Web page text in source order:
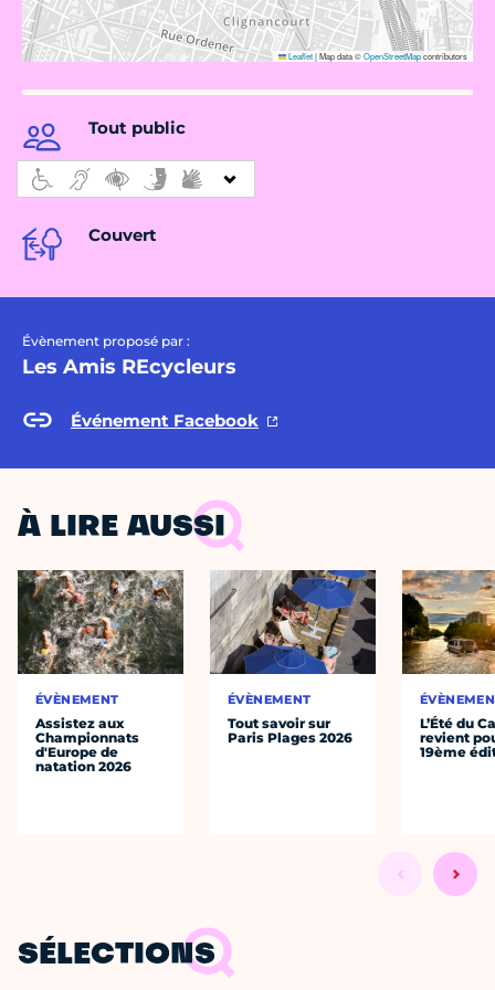
Leaflet|Map data ©OpenStreetMapcontributors
Tout public
Couvert
Évènement proposé par :
Les Amis REcycleurs
Événement Facebook
À LIRE AUSSI
ÉVÈNEMENT
Assistez aux
Championnats
d'Europe de
natation 2026
ÉVÈNEMENT
Tout savoir sur
Paris Plages 2026
L’Été du
revient
19ème
SÉLECTIONS